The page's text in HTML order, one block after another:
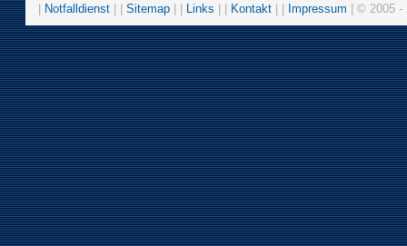
Notfalldienst Sitemap Links Kontakt Impressum | © 2005 -